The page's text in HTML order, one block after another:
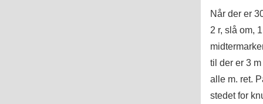
Når der er
2 r, slå om,
til der er 3
alle m. ret.
stedet for